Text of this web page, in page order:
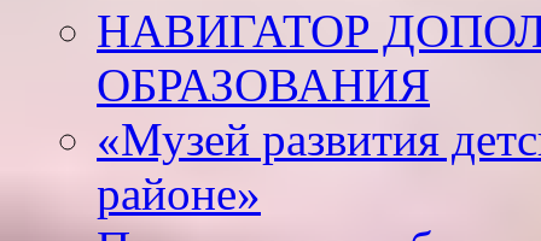
НАВИГАТОР
ОБРАЗОВАНИЯ
«Музей развития
районе»